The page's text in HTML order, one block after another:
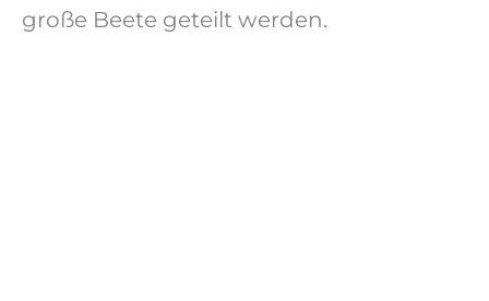
große Beete geteilt werden.